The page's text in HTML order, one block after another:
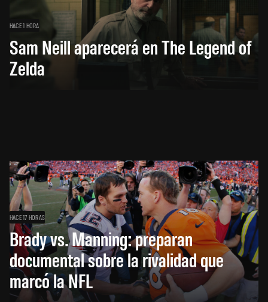
HACE 1 HORA
Sam Neill aparecerá en The Legend of
Zelda
HACE 17 HORAS
Brady vs. Manning: preparan
documental sobre la rivalidad que
marcó la NFL